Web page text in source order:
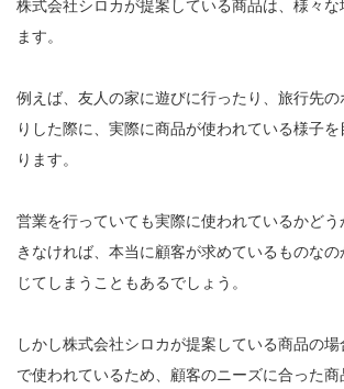
株式会社シロカが提案している商品は、様々
ます。
例えば、友人の家に遊びに行ったり、旅行先の
りした際に、実際に商品が使われている様子
ります。
営業を行っていても実際に使われているかど
きなければ、本当に顧客が求めているものな
じてしまうこともあるでしょう。
しかし株式会社シロカが提案している商品の
で使われているため、顧客のニーズに合った